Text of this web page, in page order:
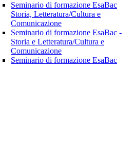
Seminario di formazione EsaBac
Storia, Letteratura/Cultura e
Comunicazione
Seminario di formazione EsaBac -
Storia e Letteratura/Cultura e
Comunicazione
Seminario di formazione EsaBac